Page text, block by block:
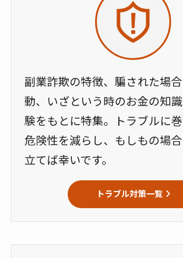
副業詐欺の特徴、騙された場
動、いざという時のお金の知
験をもとに特集。トラブルに
危険性を減らし、もしもの場
立てば幸いです。
トラブル対策一覧